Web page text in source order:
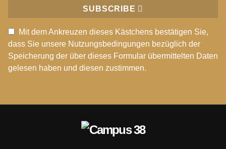
SUBSCRIBE
Mit dem Ankreuzen dieses Kästchens bestätigen Sie,
dass Sie unsere Nutzungsbedingungen bezüglich der
Speicherung der über dieses Formular übermittelten Daten
gelesen haben und diesen zustimmen.